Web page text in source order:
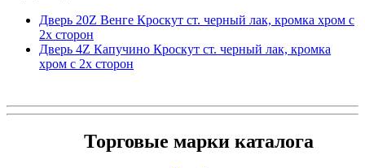
Дверь 20Z Венге Кроскут ст. черный лак, кромка хром с
2х сторон
Дверь 4Z Капучино Кроскут ст. черный лак, кромка
хром с 2х сторон
Торговые марки каталога